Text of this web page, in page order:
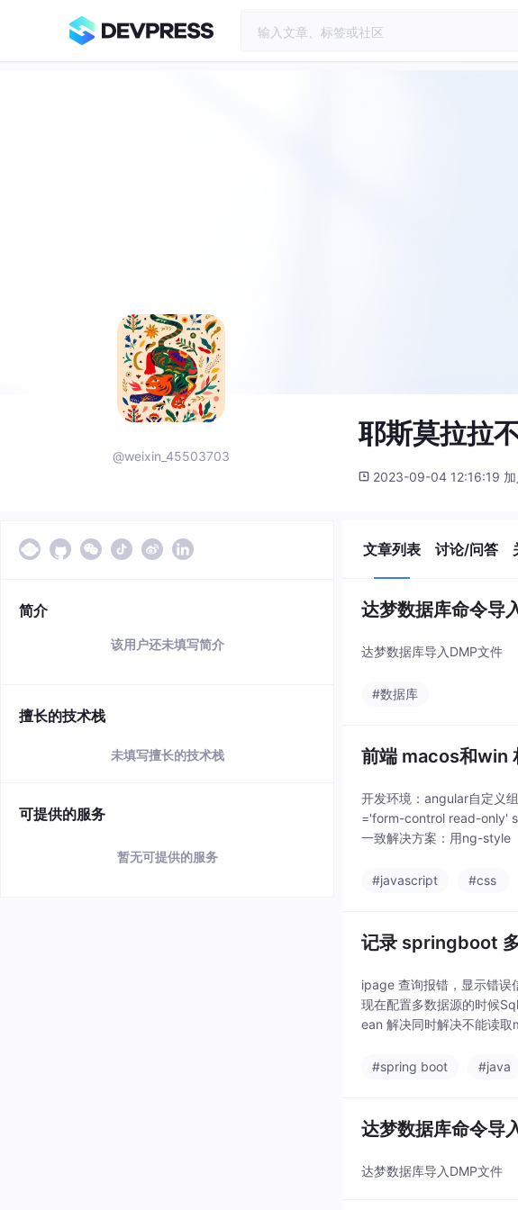
@weixin_45503703
耶斯莫拉拉
2023-09-04 12:16:19 加
简介
该用户还未填写简介
擅长的技术栈
未填写擅长的技术栈
可提供的服务
暂无可提供的服务
文章列表 讨论/问答
达梦数据库命令导
达梦数据库导入DMP文件
#数据库
前端 macos和win
开发环境：angular自定义
='form-control read-only'
一致解决方案：用ng-style
#javascript #css
记录 springboot
ipage 查询报错，显示错误
现在配置多数据源的时候
ean 解决同时解决不能读
#spring boot #java
达梦数据库命令导
达梦数据库导入DMP文件